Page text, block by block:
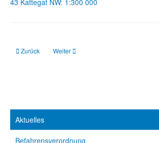
43 Kattegat NW: 1:300 000
Vorheriger Beitrag: Sportbootkarten Satz 5: Kattegat
Zurück Nächster Beitrag: Sportbootkarten
Weiter
Aktuelles
Befahrensverordnung